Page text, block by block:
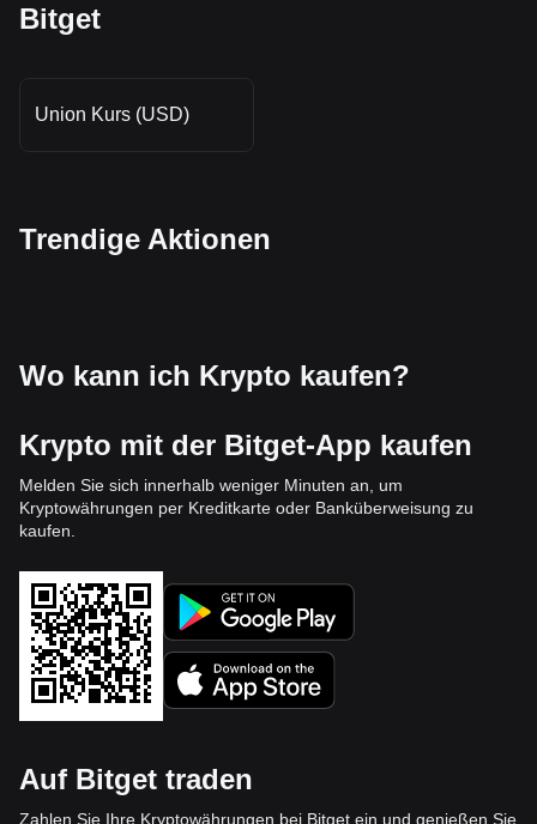
Bitget
Union Kurs (USD)
Trendige Aktionen
Wo kann ich Krypto kaufen?
Krypto mit der Bitget-App kaufen
Melden Sie sich innerhalb weniger Minuten an, um
Kryptowährungen per Kreditkarte oder Banküberweisung zu
kaufen.
Auf Bitget traden
Zahlen Sie Ihre Kryptowährungen bei Bitget ein und genießen Sie